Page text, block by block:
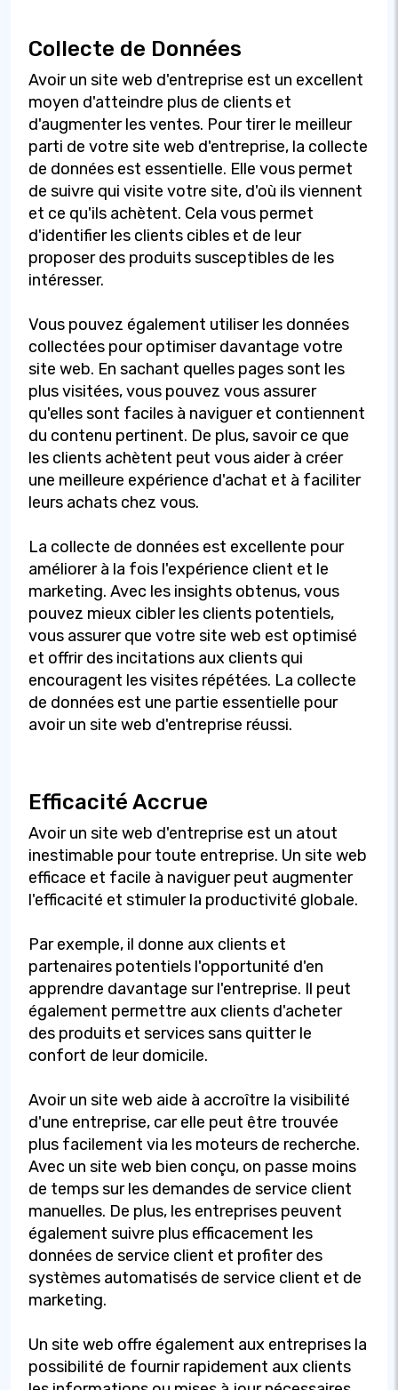
Collecte de Données
Avoir un site web d'entreprise est un excellent
moyen d'atteindre plus de clients et
d'augmenter les ventes. Pour tirer le meilleur
parti de votre site web d'entreprise, la collecte
de données est essentielle. Elle vous permet
de suivre qui visite votre site, d'où ils viennent
et ce qu'ils achètent. Cela vous permet
d'identifier les clients cibles et de leur
proposer des produits susceptibles de les
intéresser.
Vous pouvez également utiliser les données
collectées pour optimiser davantage votre
site web. En sachant quelles pages sont les
plus visitées, vous pouvez vous assurer
qu'elles sont faciles à naviguer et contiennent
du contenu pertinent. De plus, savoir ce que
les clients achètent peut vous aider à créer
une meilleure expérience d'achat et à faciliter
leurs achats chez vous.
La collecte de données est excellente pour
améliorer à la fois l'expérience client et le
marketing. Avec les insights obtenus, vous
pouvez mieux cibler les clients potentiels,
vous assurer que votre site web est optimisé
et offrir des incitations aux clients qui
encouragent les visites répétées. La collecte
de données est une partie essentielle pour
avoir un site web d'entreprise réussi.
Efficacité Accrue
Avoir un site web d'entreprise est un atout
inestimable pour toute entreprise. Un site web
efficace et facile à naviguer peut augmenter
l'efficacité et stimuler la productivité globale.
Par exemple, il donne aux clients et
partenaires potentiels l'opportunité d'en
apprendre davantage sur l'entreprise. Il peut
également permettre aux clients d'acheter
des produits et services sans quitter le
confort de leur domicile.
Avoir un site web aide à accroître la visibilité
d'une entreprise, car elle peut être trouvée
plus facilement via les moteurs de recherche.
Avec un site web bien conçu, on passe moins
de temps sur les demandes de service client
manuelles. De plus, les entreprises peuvent
également suivre plus efficacement les
données de service client et profiter des
systèmes automatisés de service client et de
marketing.
Un site web offre également aux entreprises la
possibilité de fournir rapidement aux clients